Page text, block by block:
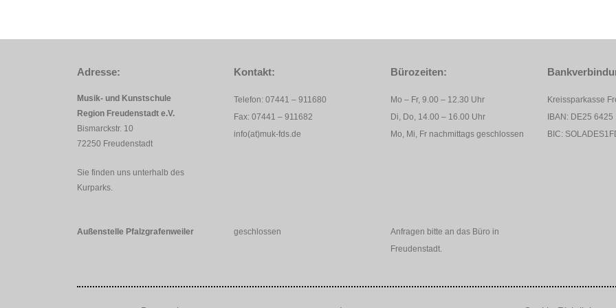
Adresse:
Musik- und Kunstschule
Region Freudenstadt e.V.
Bismarckstr. 10
72250 Freudenstadt
Sie finden uns unterhalb des
Kurparks.
Kontakt:
Telefon: 07441 – 911680
Fax: 07441 – 911682
info(at)muk-fds.de
Bürozeiten:
Mo – Fr, 9.00 – 12.30 Uhr
Di, Do, 14.00 – 16.00 Uhr
Mo, Mi, Fr nachmittags geschlossen
Kreissparkasse
IBAN: DE25
BIC:
Außenstelle Pfalzgrafenweiler geschlossen
Anfragen bitte an das Büro in
Freudenstadt.